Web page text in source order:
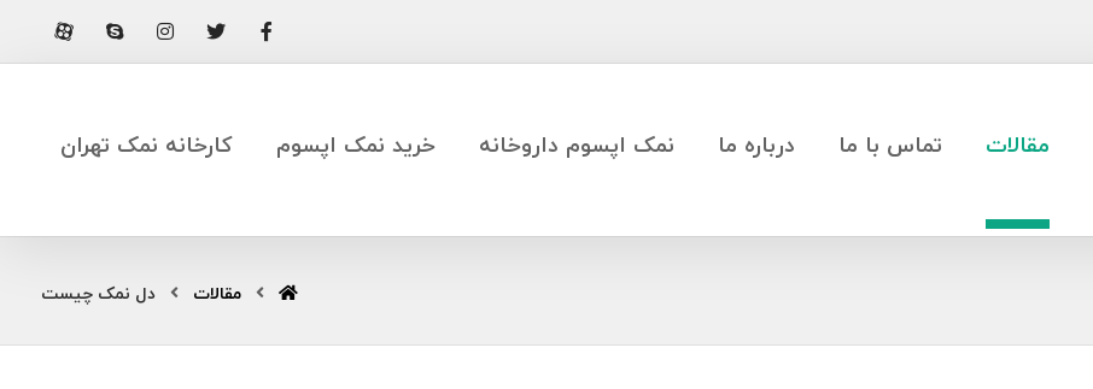
مقالات تماس با ما درباره ما نمک اپسوم داروخانه خرید نمک اپسوم کارخانه نمک تهران
مقالات دل نمک چیست